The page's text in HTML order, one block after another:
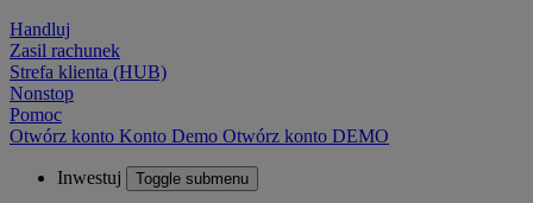
Handluj
Zasil rachunek
Strefa klienta (HUB)
Nonstop
Pomoc
Otwórz konto Konto Demo Otwórz konto DEMO
Inwestuj Toggle submenu